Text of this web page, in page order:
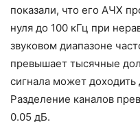
показали, что его АЧХ
нуля до 100 кГц при
звуковом диапазоне
превышает тысячные
сигнала может доходить
Разделение каналов
0.05 дБ.